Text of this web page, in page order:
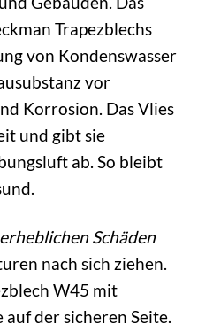
Trapezblechs
von Kondenswasser
vor
Korrosion. Das Vlies
und gibt sie
ab. So bleibt
Schäden
nach sich ziehen.
W45 mit
der sicheren Seite.